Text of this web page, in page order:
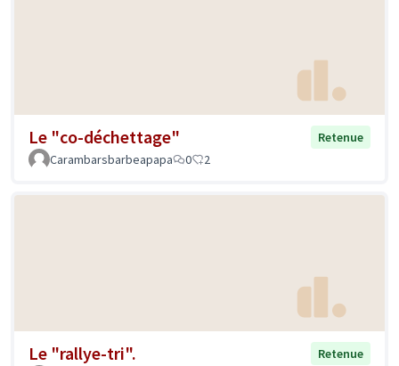
Le "co-déchettage"
Retenue
Carambarsbarbeapapa
0 2
Le "rallye-tri".
Retenue